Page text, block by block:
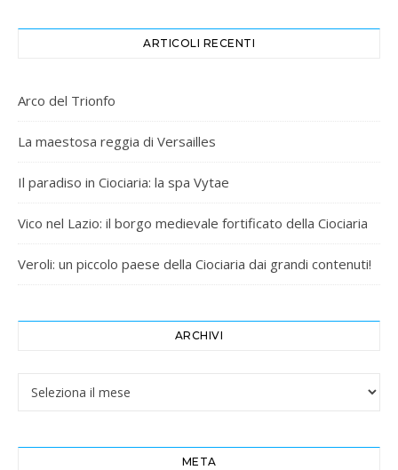
ARTICOLI RECENTI
Arco del Trionfo
La maestosa reggia di Versailles
Il paradiso in Ciociaria: la spa Vytae
Vico nel Lazio: il borgo medievale fortificato della Ciociaria
Veroli: un piccolo paese della Ciociaria dai grandi contenuti!
ARCHIVI
Archivi
META